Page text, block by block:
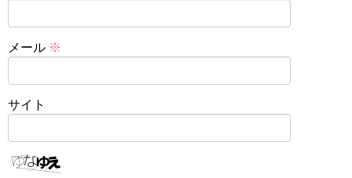
メール ※
サイト